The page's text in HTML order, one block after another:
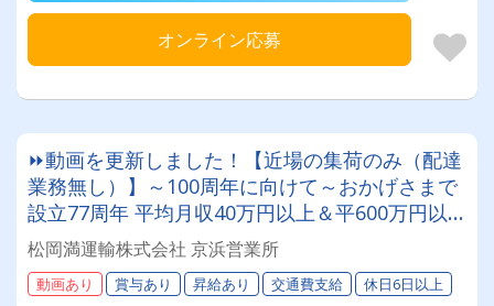
オンライン応募
⏩動画を更新しました！【近場の集荷のみ（配達
業務無し）】～100周年に向けて～おかげさまで
設立77周年 平均月収40万円以上＆平600万円以
上！※2025年、給与基準一斉アップ！ 北海道を
代表する運送会社で一緒に働きましょう！まつお
かまんの未来を担うドライバー積極採用中！
松岡満運輸株式会社 京浜営業所
動画あり 賞与あり 昇給あり 交通費支給 休日6日以上